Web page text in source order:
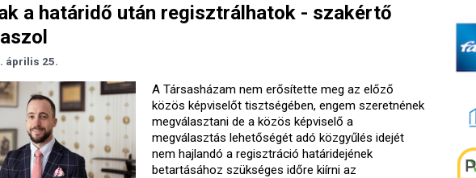
a határidő után regisztrálhatok - szakértő
április 25.
A Társasházam nem erősítette meg az előző
közös képviselőt tisztségében, engem szeretnének
megválasztani de a közös képviselő a
megválasztás lehetőségét adó közgyűlés idejét
nem hajlandó a regisztráció határidejének
betartásához szükséges időre kiírni az